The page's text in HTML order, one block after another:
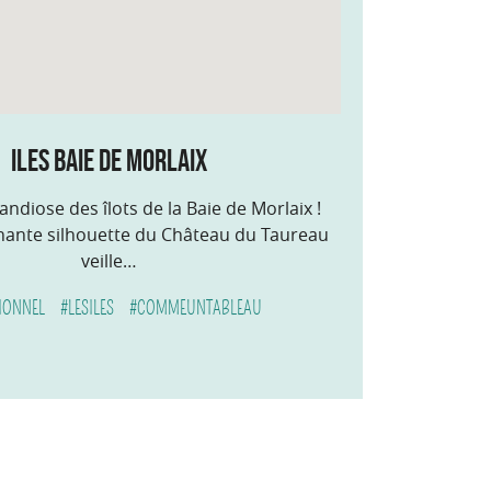
iles baie de morlaix
des îlots de la Baie de Morlaix !
silhouette du Château du Taureau
veille…
#LESILES #COMMEUNTABLEAU